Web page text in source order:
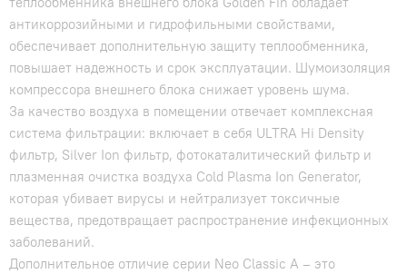
антикоррозийными и гидрофильными свойствами,
обеспечивает дополнительную защиту теплообменника,
повышает надежность и срок эксплуатации. Шумоизоляция
компрессора внешнего блока снижает уровень шума.
За качество воздуха в помещении отвечает комплексная
система фильтрации: включает в себя ULTRA Hi Density
фильтр, Silver Ion фильтр, фотокаталитический фильтр и
плазменная очистка воздуха Cold Plasma Ion Generator,
которая убивает вирусы и нейтрализует токсичные
вещества, предотвращает распространение инфекционных
заболеваний.
Дополнительное отличие серии Neo Classic A – это